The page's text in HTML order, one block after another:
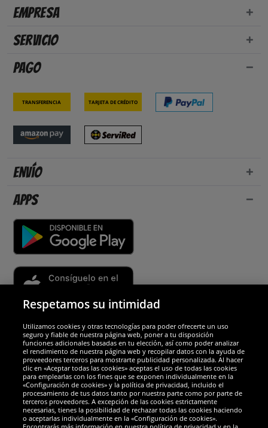
Empresa
Servicio
Pago
Transferencia Tarjeta de crédito
Envío
Apps
Socios y seguridad
Galardones
Respetamos su intimidad
Utilizamos cookies y otras tecnologías para poder ofrecerte un uso
seguro y fiable de nuestra página web, poner a tu disposición
funciones adicionales basadas en tu elección, así como poder analizar
el rendimiento de nuestra página web y recopilar datos con la ayuda de
proveedores terceros para mostrarte publicidad personalizada. Al hacer
clic en «Aceptar todas las cookies» aceptas el uso de todas las cookies
para emplearlas con los fines que se exponen individualmente en la
«Configuración de cookies» y la política de privacidad, incluido el
procesamiento de tus datos tanto por nuestra parte como por parte de
terceros proveedores. A excepción de las cookies estrictamente
necesarias, tienes la posibilidad de rechazar todas las cookies haciendo
o aceptarlas individualmente en la «Configuración de cookies».